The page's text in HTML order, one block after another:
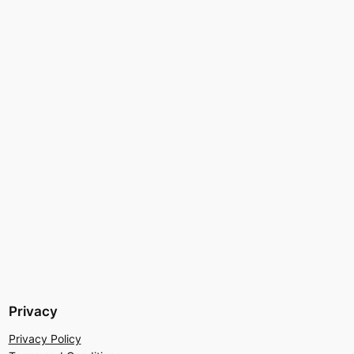
Privacy
Privacy Policy